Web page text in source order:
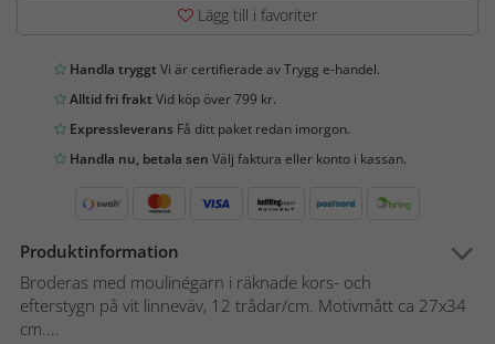
Lägg till i favoriter
Handla tryggtVi är certifierade av Trygg e-handel.
Alltid fri fraktVid köp över 799 kr.
Expressleverans Få ditt paket redan imorgon.
Handla nu, betala sen Välj faktura eller konto i kassan.
Produktinformation
Broderas med moulinégarn i räknade kors- och
efterstygn på vit linneväv, 12 trådar/cm. Motivmått ca 27x34
cm....